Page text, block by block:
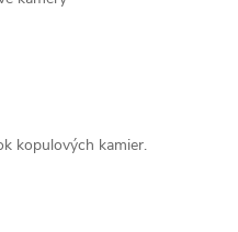
kopulových kamier.